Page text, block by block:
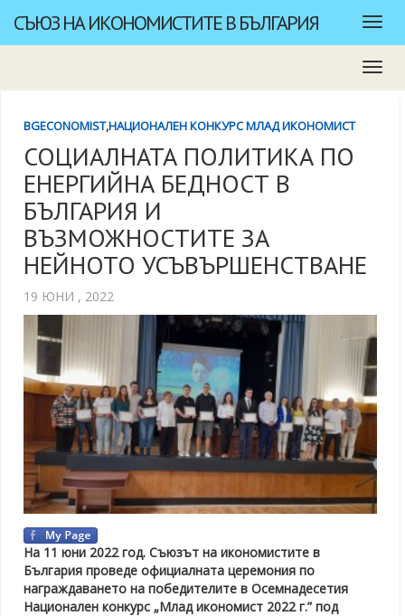
СЪЮЗ НА ИКОНОМИСТИТЕ В БЪЛГАРИЯ
BGECONOMIST,НАЦИОНАЛЕН КОНКУРС МЛАД ИКОНОМИСТ
СОЦИАЛНАТА ПОЛИТИКА ПО
ЕНЕРГИЙНА БЕДНОСТ В
БЪЛГАРИЯ И
ВЪЗМОЖНОСТИТЕ ЗА
НЕЙНОТО УСЪВЪРШЕНСТВАНЕ
19 ЮНИ , 2022
На 11 юни 2022 год. Съюзът на икономистите в
България проведе официалната церемония по
награждаването на победителите в Осемнадесетия
Национален конкурс „Млад икономист 2022 г.” под